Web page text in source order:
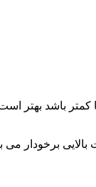
باشد بهتر
برخودار می